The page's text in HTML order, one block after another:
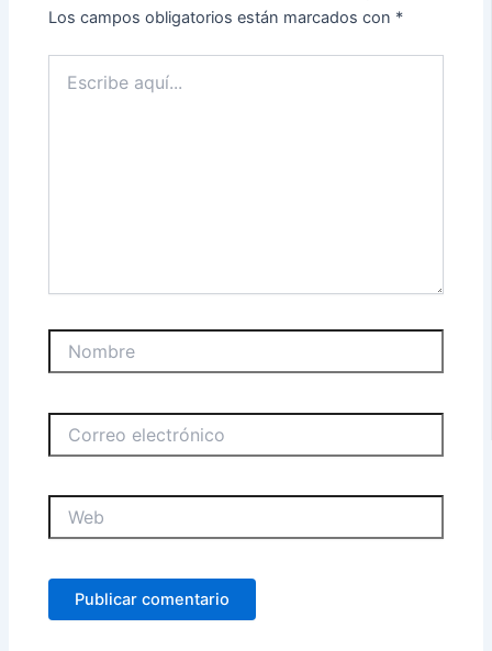
Los campos obligatorios están marcados con *
aquí...
electrónico